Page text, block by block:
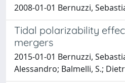
2008-01-01 Bernuzzi,
Tidal polarizability
mergers
2015-01-01 Bernuzzi,
Alessandro; Balmelli, S.;